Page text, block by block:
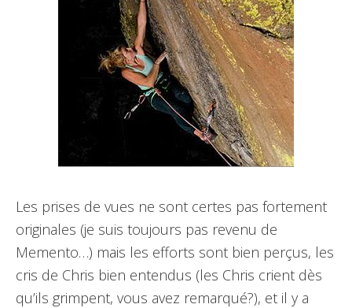
Les prises de vues ne sont certes pas fortement
originales (je suis toujours pas revenu de
Memento…) mais les efforts sont bien perçus, les
cris de Chris bien entendus (les Chris crient dès
qu’ils grimpent, vous avez remarqué?), et il y a